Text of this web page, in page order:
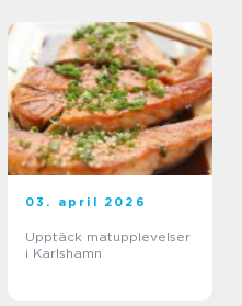
03. april 2026
Upptäck matupplevelser
i Karlshamn